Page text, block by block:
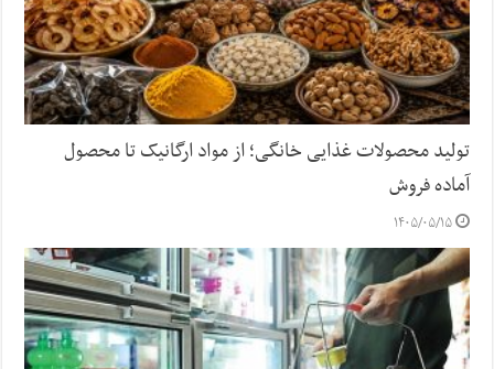
تولید محصولات غذایی خانگی؛ از مواد ارگانیک تا محصول
آماده فروش
۱۴۰۵/۰۵/۱۵